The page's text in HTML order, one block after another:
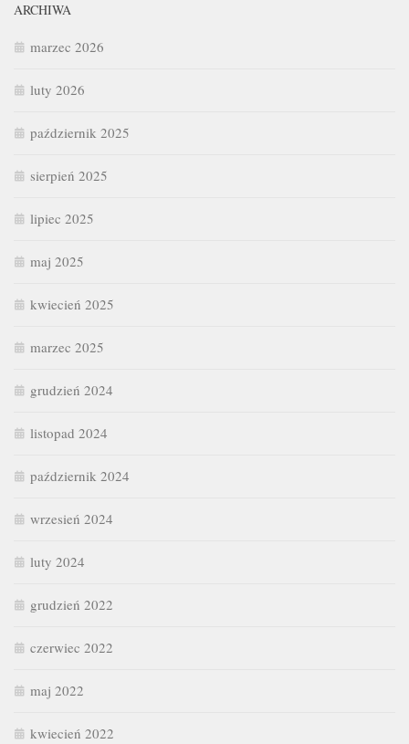
ARCHIWA
marzec 2026
luty 2026
październik 2025
sierpień 2025
lipiec 2025
maj 2025
kwiecień 2025
marzec 2025
grudzień 2024
listopad 2024
październik 2024
wrzesień 2024
luty 2024
grudzień 2022
czerwiec 2022
maj 2022
kwiecień 2022